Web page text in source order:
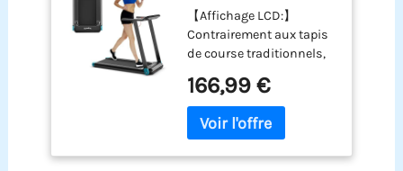
550 W, Tapis de
Fitness Pliable avec
Application de
Contrôle, Haut-
Parleur Bluetooth,
12 Programmes,
Écran LCD et
【Affichage LCD:】
Contrairement aux tapis
de course traditionnels,
un affichage LCD de vos
différentes données
sportives, notamment le
166,99 €